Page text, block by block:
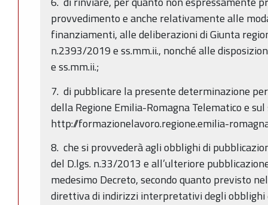
provvedimento e anche relativamente alle
finanziamenti, alle deliberazioni di Giunta
n.2393/2019 e ss.mm.ii., nonché alle
e ss.mm.ii.;
7. di pubblicare la presente determinazione
della Regione Emilia-Romagna Telematico e
http://formazionelavoro.regione.emilia-
8. che si provvederà agli obblighi di
del D.lgs. n.33/2013 e all’ulteriore
medesimo Decreto, secondo quanto previsto
direttiva di indirizzi interpretativi degli